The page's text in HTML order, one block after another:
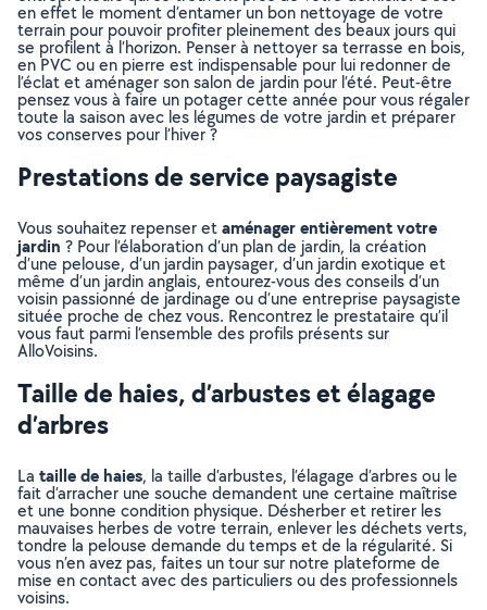
en effet le moment d’entamer un bon nettoyage de votre
terrain pour pouvoir profiter pleinement des beaux jours qui
se profilent à l’horizon. Penser à nettoyer sa terrasse en bois,
en PVC ou en pierre est indispensable pour lui redonner de
l’éclat et aménager son salon de jardin pour l’été. Peut-être
pensez vous à faire un potager cette année pour vous régaler
toute la saison avec les légumes de votre jardin et préparer
vos conserves pour l’hiver ?
Prestations de service paysagiste
Vous souhaitez repenser etaménager entièrement votre
jardin ? Pour l’élaboration d’un plan de jardin, la création
d’une pelouse, d’un jardin paysager, d’un jardin exotique et
même d’un jardin anglais, entourez-vous des conseils d’un
voisin passionné de jardinage ou d’une entreprise paysagiste
située proche de chez vous. Rencontrez le prestataire qu’il
vous faut parmi l’ensemble des profils présents sur
AlloVoisins.
Taille de haies, d’arbustes et élagage
d’arbres
La taille de haies, la taille d’arbustes, l’élagage d’arbres ou le
fait d’arracher une souche demandent une certaine maîtrise
et une bonne condition physique. Désherber et retirer les
mauvaises herbes de votre terrain, enlever les déchets verts,
tondre la pelouse demande du temps et de la régularité. Si
vous n’en avez pas, faites un tour sur notre plateforme de
mise en contact avec des particuliers ou des professionnels
voisins.